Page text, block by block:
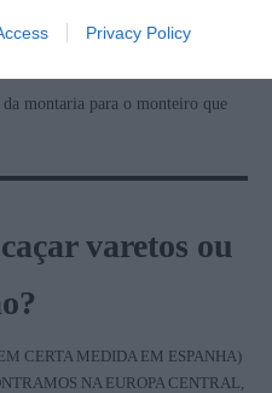
Privacy Policy
para salvaguardar os cães e
montaria para o monteiro que
varetos ou
CERTA MEDIDA EM ESPANHA)
NA EUROPA CENTRAL,